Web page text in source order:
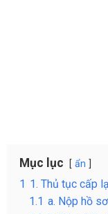
Mục lục ẩn
1 1. Thủ tục cấp
1.1 a. Nộp hồ